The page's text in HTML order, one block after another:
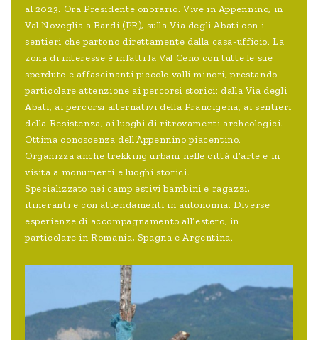
al 2023. Ora Presidente onorario. Vive in Appennino, in
Val Noveglia a Bardi (PR), sulla Via degli Abati con i
sentieri che partono direttamente dalla casa-ufficio. La
zona di interesse è infatti la Val Ceno con tutte le sue
sperdute e affascinanti piccole valli minori, prestando
particolare attenzione ai percorsi storici: dalla Via degli
Abati, ai percorsi alternativi della Francigena, ai sentieri
della Resistenza, ai luoghi di ritrovamenti archeologici.
Ottima conoscenza dell’Appennino piacentino.
Organizza anche trekking urbani nelle città d’arte e in
visita a monumenti e luoghi storici.
Specializzato nei camp estivi bambini e ragazzi,
itineranti e con attendamenti in autonomia. Diverse
esperienze di accompagnamento all’estero, in
particolare in Romania, Spagna e Argentina.